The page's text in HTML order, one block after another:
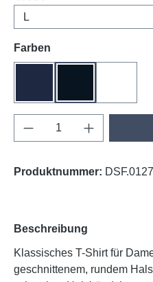
Farben
Produkt Anzahl:
Produktnummer:
Beschreibung
Klassisches T-Shirt für
geschnittenem, rundem